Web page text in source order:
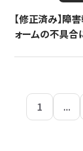
【修正済み】障
ォームの不具合
1 ...